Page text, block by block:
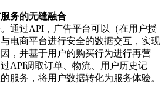
务的无缝融合
通过API ，广告平台可以（在用户授
电商平台进行安全的数据交互，实现
，并基于用户的购买行为进行再营
API调取订单、物流、用户历史记
服务，将用户数据转化为服务体验。